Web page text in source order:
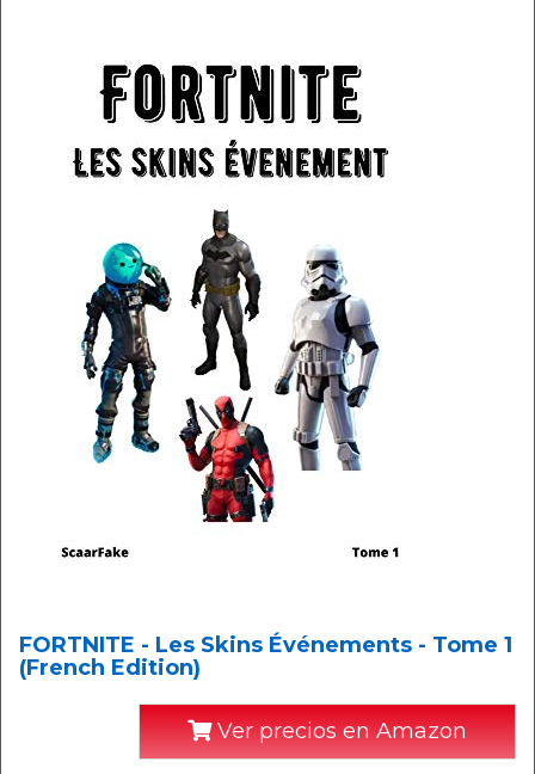
FORTNITE - Les Skins Événements - Tome 1
(French Edition)
Ver precios en Amazon